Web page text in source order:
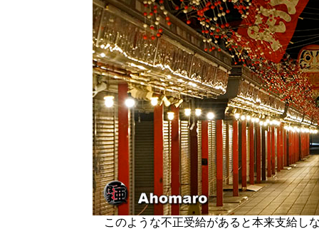
このような不正受給があると本来支給し